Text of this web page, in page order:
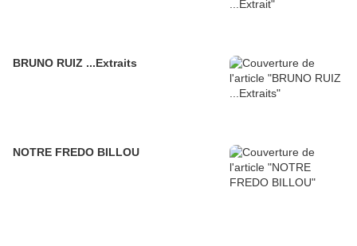
BRUNO RUIZ ...Extraits
NOTRE FREDO BILLOU